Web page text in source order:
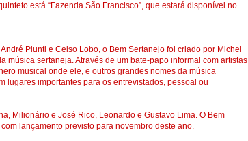
está “Fazenda São Francisco”, que estará disponível no
Piunti e Celso Lobo, o Bem Sertanejo foi criado por Michel
música sertaneja. Através de um bate-papo informal com artistas
musical onde ele, e outros grandes nomes da música
lugares importantes para os entrevistados, pessoal ou
Milionário e José Rico, Leonardo e Gustavo Lima. O Bem
lançamento previsto para novembro deste ano.